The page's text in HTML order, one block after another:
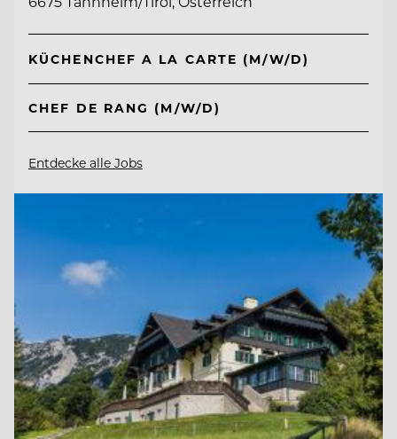
KÜCHENCHEF A LA CARTE (M/W/D)
CHEF DE RANG (M/W/D)
Entdecke alle Jobs